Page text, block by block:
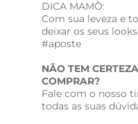
DICA MAMÔ:
Com sua leveza e
deixar os seus
#aposte
NÃO TEM
COMPRAR?
Fale com o nosso
todas as suas